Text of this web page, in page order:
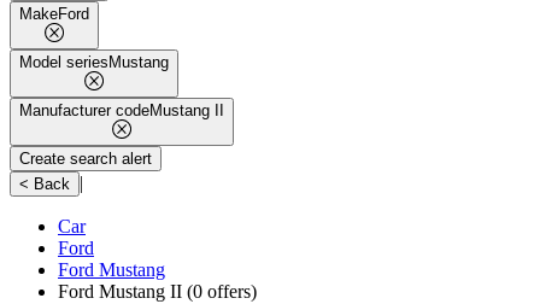
MakeFord
Model series Mustang
Manufacturer codeMustang II
Create search alert
< Back |
Car
Ford
Ford Mustang
Ford Mustang II (0 offers)